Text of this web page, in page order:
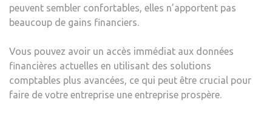
peuvent sembler confortables, elles n’apportent pas
beaucoup de gains financiers.
Vous pouvez avoir un accès immédiat aux données
financières actuelles en utilisant des solutions
comptables plus avancées, ce qui peut être crucial pour
faire de votre entreprise une entreprise prospère.